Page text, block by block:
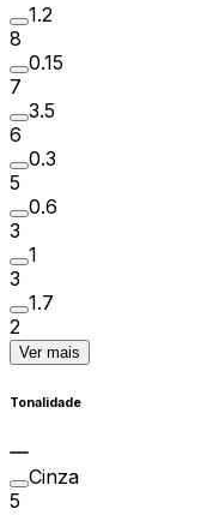
1.2
8
0.15
7
3.5
6
0.3
5
0.6
3
1
3
1.7
2
Ver mais
Tonalidade
Cinza
5